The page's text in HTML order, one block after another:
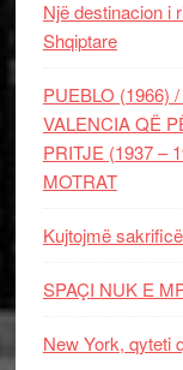
Një destinacion i
Shqiptare
PUEBLO (1966)
VALENCIA QË
PRITJE (1937 –
MOTRAT
Kujtojmë
SPAÇI NUK E
New York, qyteti